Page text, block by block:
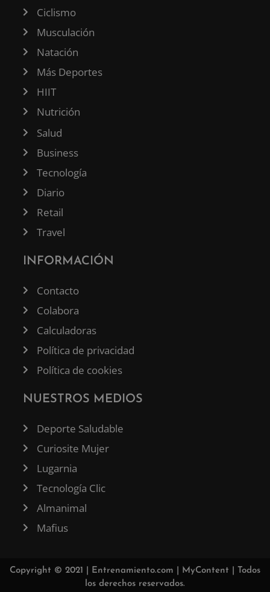
Ciclismo
Musculación
Natación
Más Deportes
HIIT
Nutrición
Salud
Business
Tecnología
Diario
Retail
Travel
INFORMACIÓN
Contacto
Colabora
Calculadoras
Política de privacidad
Política de cookies
NUESTROS MEDIOS
Deporte Saludable
Curiosite Mujer
Lugarnia
Tecnología Clic
Almanimal
Mafius
Copyright © 2021 | Entrenamiento.com MyContent | Todos
los derechos reservados.